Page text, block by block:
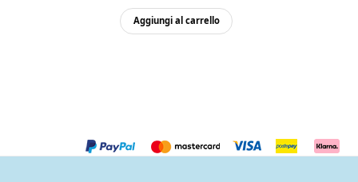
Aggiungi al carrello